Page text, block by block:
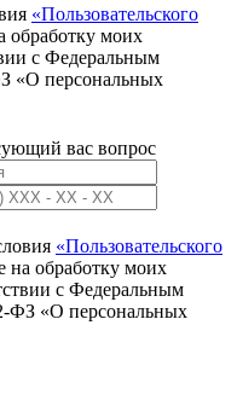
«Пользовательского
обработку моих
с Федеральным
«О персональных
вас вопрос
«Пользовательского
на обработку моих
с Федеральным
ФЗ «О персональных